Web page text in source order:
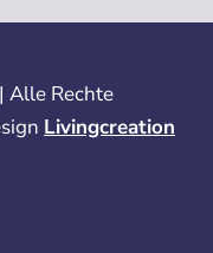
Alle Rechte
Livingcreation